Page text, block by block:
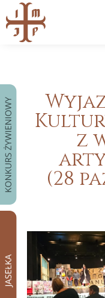
z
(28